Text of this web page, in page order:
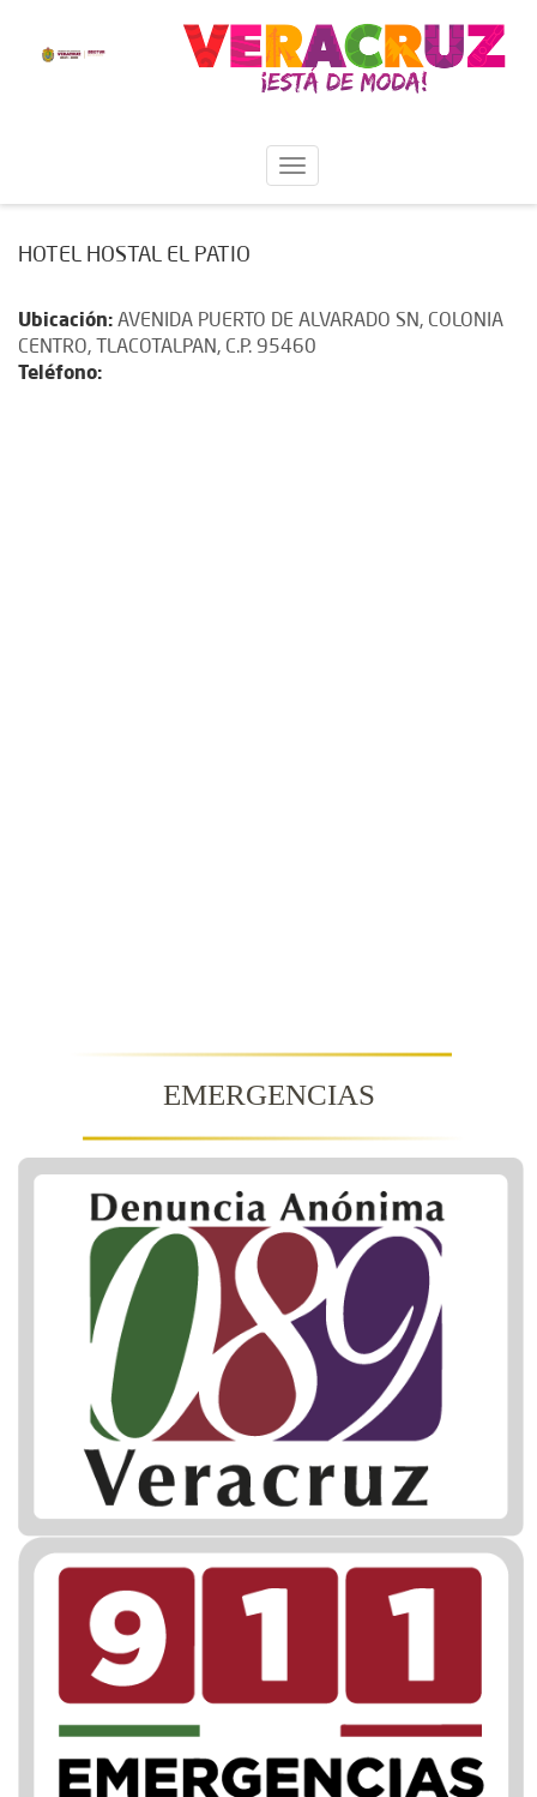
HOTEL HOSTAL EL PATIO
Ubicación: AVENIDA PUERTO DE ALVARADO SN, COLONIA
CENTRO, TLACOTALPAN, C.P. 95460
Teléfono:
EMERGENCIAS